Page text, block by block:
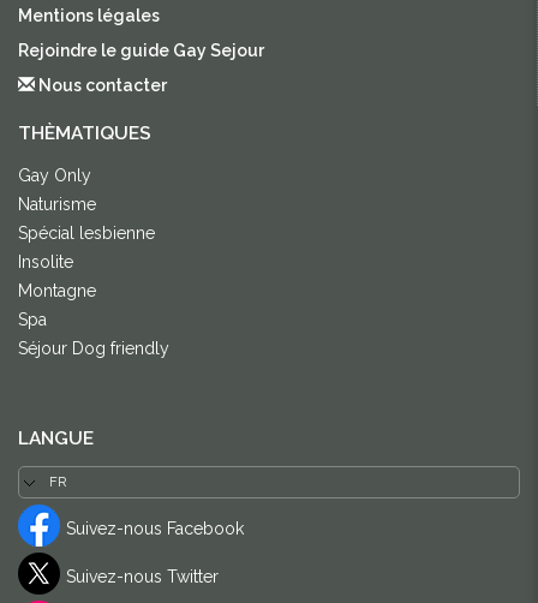
Mentions légales
Rejoindre le guide Gay Sejour
Nous contacter
THÈMATIQUES
Gay Only
Naturisme
Spécial lesbienne
Insolite
Montagne
Spa
Séjour Dog friendly
LANGUE
Suivez-nous Facebook
Suivez-nous Twitter